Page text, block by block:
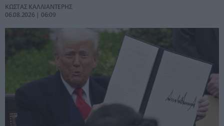
ΚΩΣΤΑΣ ΚΑΛΛΙΑΝΤΕΡΗΣ
06.08.2026 | 06:09